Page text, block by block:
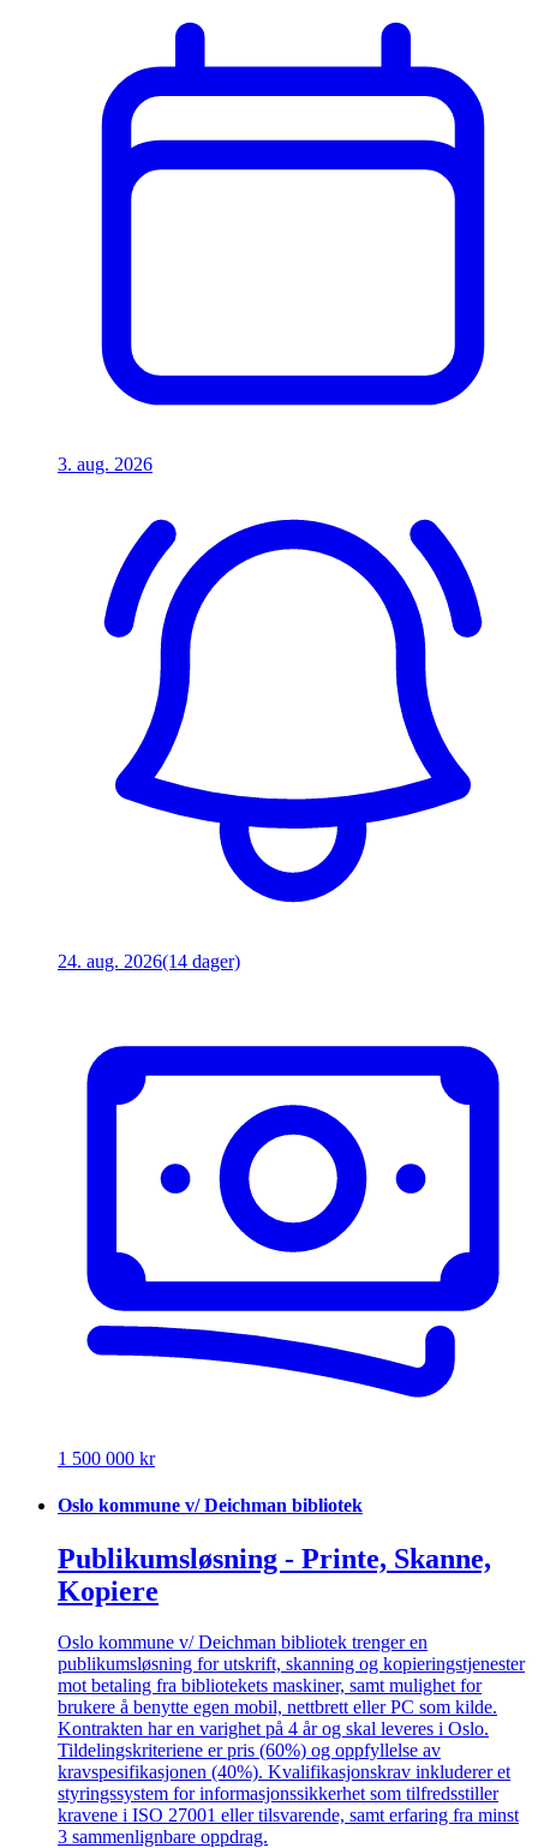
3. aug. 2026
24. aug. 2026(14 dager)
1 500 000 kr
Oslo kommune v/ Deichman bibliotek
Publikumsløsning - Printe, Skanne,
Kopiere
Oslo kommune v/ Deichman bibliotek trenger en
publikumsløsning for utskrift, skanning og kopieringstjenester
mot betaling fra bibliotekets maskiner, samt mulighet for
brukere å benytte egen mobil, nettbrett eller PC som kilde.
Kontrakten har en varighet på 4 år og skal leveres i Oslo.
Tildelingskriteriene er pris (60%) og oppfyllelse av
kravspesifikasjonen (40%). Kvalifikasjonskrav inkluderer et
styringssystem for informasjonssikkerhet som tilfredsstiller
kravene i ISO 27001 eller tilsvarende, samt erfaring fra minst
3 sammenlignbare oppdrag.